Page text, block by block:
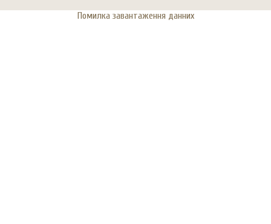
Помилка завантаження данних